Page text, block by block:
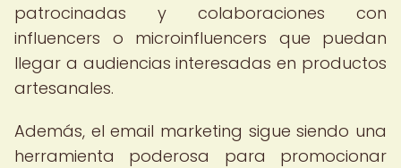
patrocinadas y colaboraciones con
influencers o microinfluencers que puedan
llegar a audiencias interesadas en productos
artesanales.
Además, el email marketing sigue siendo una
herramienta poderosa para promocionar